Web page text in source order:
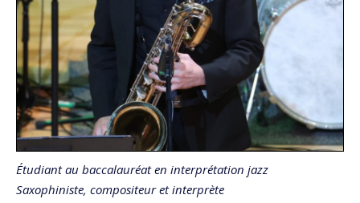
Étudiant au baccalauréat en interprétation jazz
Saxophiniste, compositeur et interprète